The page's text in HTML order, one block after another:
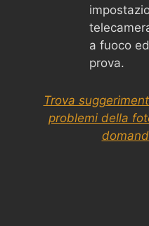
a fuoco
prova.
Trova
problemi della